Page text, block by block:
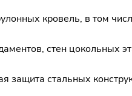
кровель, в том
стен цокольных
защита стальных